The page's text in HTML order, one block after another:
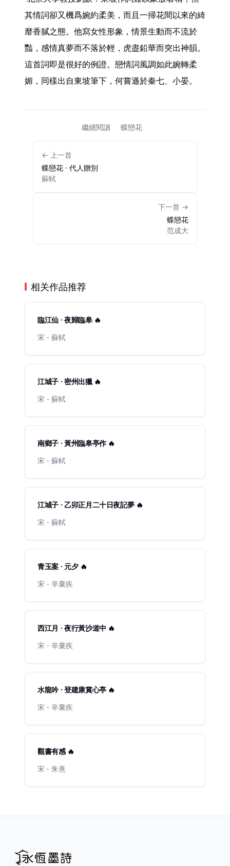
其情詞卻又機爲婉約柔美，而且一掃花間以來的綺
靡香膩之態。他寫女性形象，情景生動而不流於
豔，感情真夢而不落於輕，虎盡鉛華而突出神韻。
這首詞即是很好的例證。戀情詞風調如此婉轉柔
媚，同樣出自東坡筆下，何嘗遜於秦七、小晏。
繼續閱讀 蝶戀花
← 上一首
蝶戀花 · 代人贈別
蘇軾
下一首 →
蝶戀花
范成大
相关作品推荐
臨江仙 · 夜歸臨皋 🔥
宋 - 蘇軾
江城子 · 密州出獵 🔥
宋 - 蘇軾
南鄉子 · 黃州臨皋亭作 🔥
宋 - 蘇軾
江城子 · 乙卯正月二十日夜記夢 🔥
宋 - 蘇軾
青玉案 · 元夕 🔥
宋 - 辛棄疾
西江月 · 夜行黃沙道中 🔥
宋 - 辛棄疾
水龍吟 · 登建康賞心亭 🔥
宋 - 辛棄疾
觀書有感 🔥
宋 - 朱熹